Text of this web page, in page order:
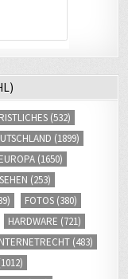
(532)
(1899)
EUROPA (1650)
(253)
FOTOS (380)
HARDWARE (721)
(483)